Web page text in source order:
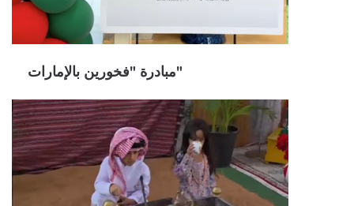
مبادرة "فخورين بالإمارات"